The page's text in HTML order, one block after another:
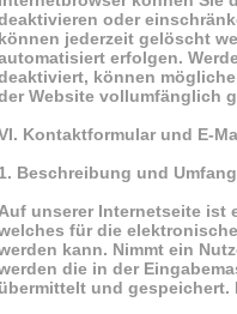
oder
jederzeit gelöscht
erfolgen.
können
Website vollumfänglich
Kontaktformular und E-
Beschreibung und
unserer Internetseite ist
für die
kann. Nimmt ein
die in der
und gespeichert.